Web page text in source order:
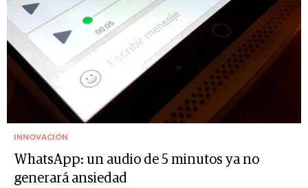
INNOVACIÓN
WhatsApp: un audio de 5 minutos ya no
generará ansiedad